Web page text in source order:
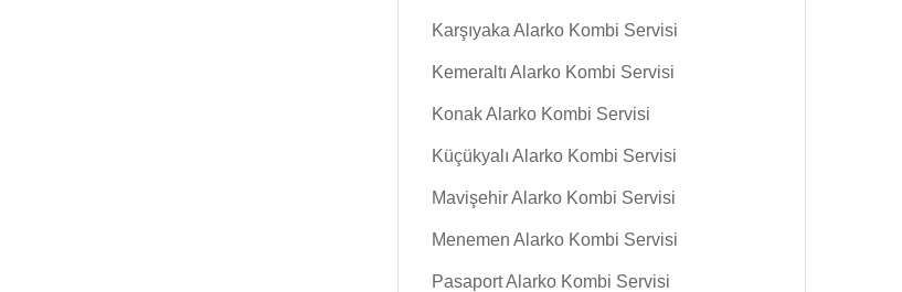
Karşıyaka Alarko Kombi Servisi
Kemeraltı Alarko Kombi Servisi
Konak Alarko Kombi Servisi
Küçükyalı Alarko Kombi Servisi
Mavişehir Alarko Kombi Servisi
Menemen Alarko Kombi Servisi
Pasaport Alarko Kombi Servisi